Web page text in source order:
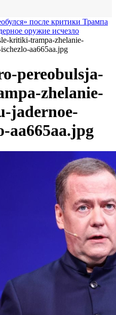
после критики Трампа
оружие исчезло
kritiki-trampa-zhelanie-
aa665aa.jpg
pereobulsja-
zhelanie-
jadernoe-
aa665aa.jpg